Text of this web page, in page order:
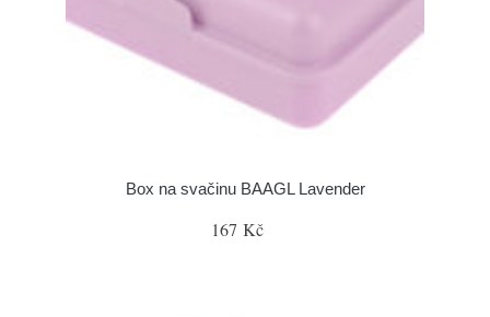
Box na svačinu BAAGL Lavender
167 Kč